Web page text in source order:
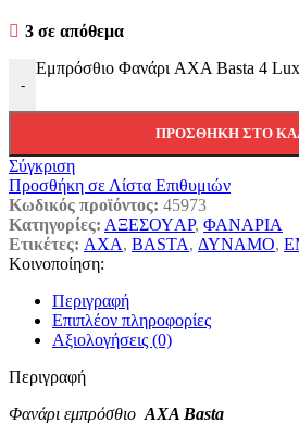
3 σε απόθεμα
-
Εμπρόσθιο Φανάρι AXA Basta 4
ΠΡΟΣΘΉΚΗ ΣΤΟ
Σύγκριση
Προσθήκη σε Λίστα Επιθυμιών
Κωδικός προϊόντος: 45973
Κατηγορίες: ΑΞΕΣΟΥAΡ, ΦΑΝΑΡΙΑ
Ετικέτες: AXA, BASTA, ΔΥΝΑΜΟ,
Κοινοποίηση:
Περιγραφή
Επιπλέον πληροφορίες
Αξιολογήσεις (0)
Περιγραφή
Φανάρι εμπρόσθιο AXA Basta